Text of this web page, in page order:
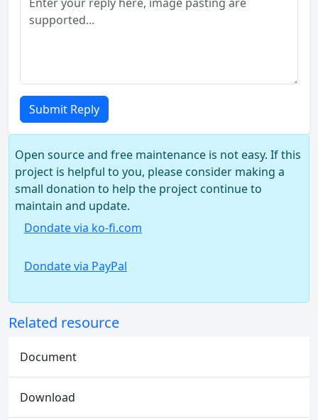
Submit Reply
Open source and free maintenance is not easy. If this
project is helpful to you, please consider making a
small donation to help the project continue to
maintain and update.
Dondate via ko-fi.com
Dondate via PayPal
Related resource
Document
Download